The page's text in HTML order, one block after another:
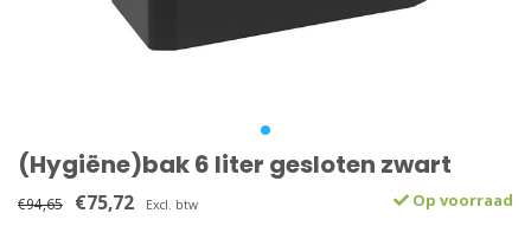
(Hygiëne)bak 6 liter gesloten zwart
€94,65 €75,72 Excl. btw Op voorraad